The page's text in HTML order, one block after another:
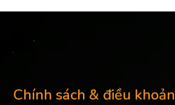
Chính sách & điều khoản